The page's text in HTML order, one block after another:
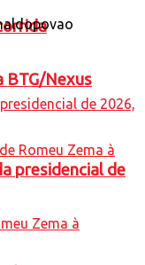
BTG/Nexus
presidencial de